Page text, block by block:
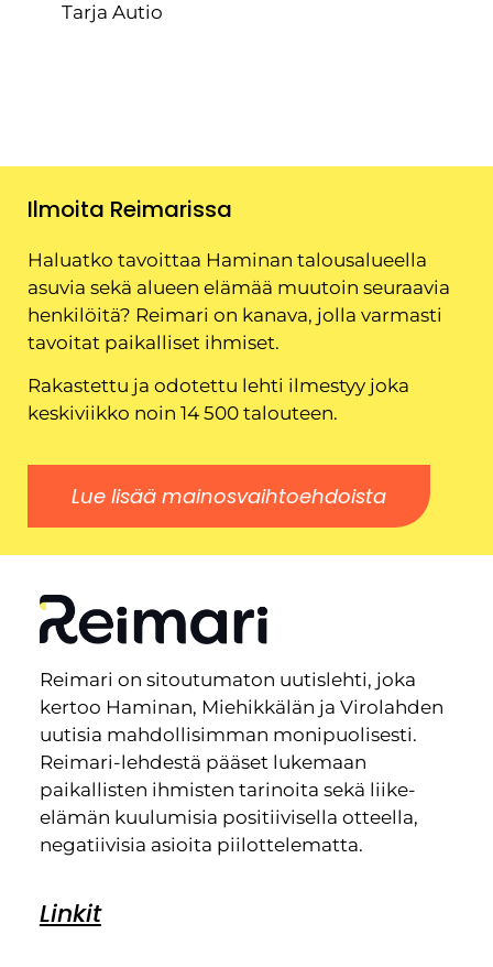
Tarja Autio
Ilmoita Reimarissa
Haluatko tavoittaa Haminan talousalueella
asuvia sekä alueen elämää muutoin seuraavia
henkilöitä? Reimari on kanava, jolla varmasti
tavoitat paikalliset ihmiset.
Rakastettu ja odotettu lehti ilmestyy joka
keskiviikko noin 14 500 talouteen.
Lue lisää mainosvaihtoehdoista
Reimari on sitoutumaton uutislehti, joka
kertoo Haminan, Miehikkälän ja Virolahden
uutisia mahdollisimman monipuolisesti.
Reimari-lehdestä pääset lukemaan
paikallisten ihmisten tarinoita sekä liike-
elämän kuulumisia positiivisella otteella,
negatiivisia asioita piilottelematta.
Linkit